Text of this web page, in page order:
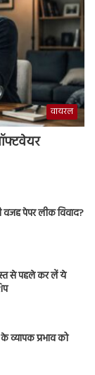
वायरल
पेपर लीक विवाद?
से पहले कर लें ये
के व्यापक प्रभाव को